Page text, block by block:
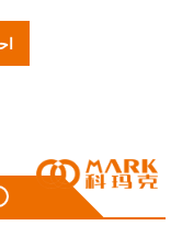
احصل